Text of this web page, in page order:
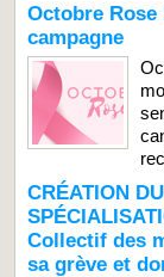
Octobre
campagne
CRÉATION
Collectif des
sa grève et